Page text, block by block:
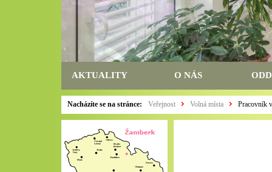
AKTUALITY O NÁS
Nacházíte se na stránce: Veřejnost Volná místa Pracovník